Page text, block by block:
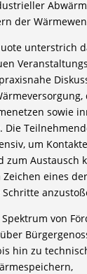
der
unterstrich
sowie
Die
um
zum Austausch
eines
von
hin zu